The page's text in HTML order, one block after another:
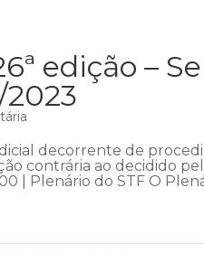
edição –
2023
decorrente de
contrária ao decidido
| Plenário do STF O